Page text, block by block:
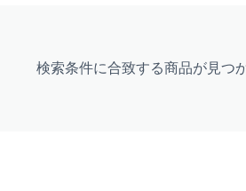
検索条件に合致する商品が見つ